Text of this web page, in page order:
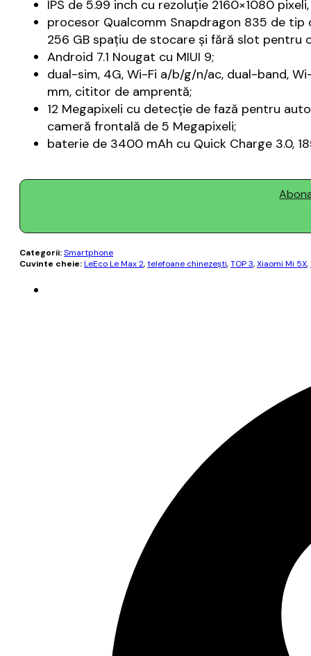
IPS de 5.99 inch cu rezoluție 2160×1080
procesor Qualcomm Snapdragon 835 de tip
256 GB spațiu de stocare și fără slot pentru
Android 7.1 Nougat cu MIUI 9;
dual-sim, 4G, Wi-Fi a/b/g/n/ac, dual-band,
mm, cititor de amprentă;
12 Megapixeli cu detecție de fază pentru
cameră frontală de 5 Megapixeli;
baterie de 3400 mAh cu Quick Charge 3.0,
Categorii:Smartphone
Cuvinte cheie:LeEco Le Max 2,telefoane chinezești,TOP 3,Xiaomi Mi 5X,